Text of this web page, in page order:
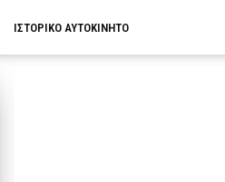
ΙΣΤΟΡΙΚΟ ΑΥΤΟΚΙΝΗΤΟ